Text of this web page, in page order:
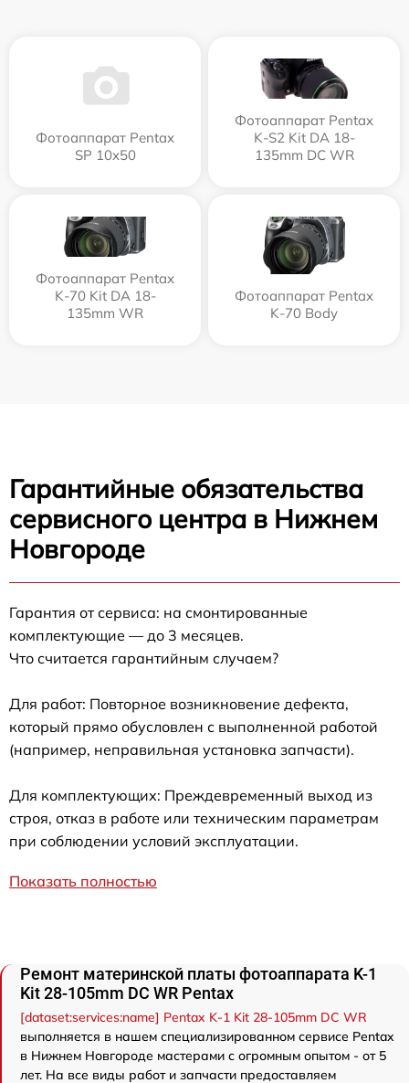
Фотоаппарат Pentax
SP 10x50
Фотоаппарат Pentax
K-S2 Kit DA 18-
135mm DC WR
Фотоаппарат Pentax
K-70 Kit DA 18-
135mm WR
Фотоаппарат Pentax
K-70 Body
Гарантийные обязательства
сервисного центра в Нижнем
Новгороде
Гарантия от сервиса: на смонтированные
комплектующие — до 3 месяцев.
Что считается гарантийным случаем?
Для работ: Повторное возникновение дефекта,
который прямо обусловлен с выполненной работой
(например, неправильная установка запчасти).
Для комплектующих: Преждевременный выход из
строя, отказ в работе или техническим параметрам
при соблюдении условий эксплуатации.
Показать полностью
Ремонт материнской платы фотоаппарата K-1
Kit 28-105mm DC WR Pentax
[dataset:services:name] Pentax K-1 Kit 28-105mm DC WR
выполняется в нашем специализированном сервисе Pentax
в Нижнем Новгороде мастерами с огромным опытом - от 5
лет. На все виды работ и запчасти предоставляем